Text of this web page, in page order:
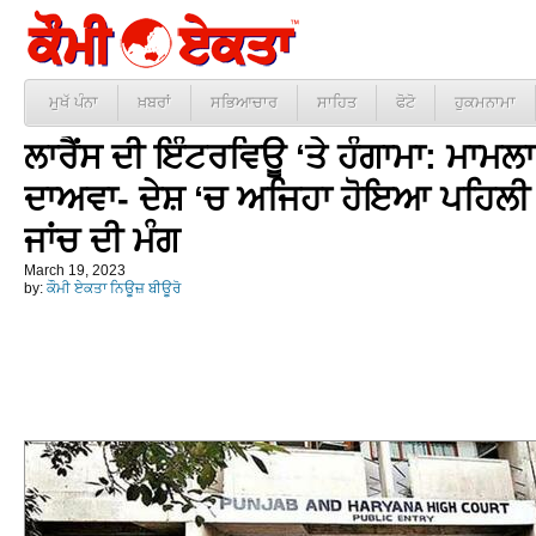
ਮੁਖੱ ਪੰਨਾ ਖ਼ਬਰਾਂ ਸਭਿਆਚਾਰ ਸਾਹਿਤ ਫੋਟੋ ਹੁਕਮਨਾਮਾ
ਲਾਰੈਂਸ ਦੀ ਇੰਟਰਵਿਊ ‘ਤੇ ਹੰਗਾਮਾ:
ਦਾਅਵਾ- ਦੇਸ਼ ‘ਚ ਅਜਿਹਾ ਹੋਇਆ
ਜਾਂਚ ਦੀ ਮੰਗ
March 19, 2023
by: ਕੌਮੀ ਏਕਤਾ ਨਿਊਜ਼ ਬੀਊਰੋ